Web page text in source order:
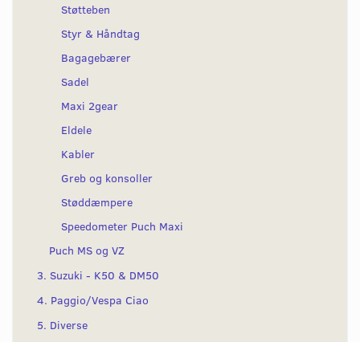
Støtteben
Styr & Håndtag
Bagagebærer
Sadel
Maxi 2gear
Eldele
Kabler
Greb og konsoller
Støddæmpere
Speedometer Puch Maxi
Puch MS og VZ
3. Suzuki - K50 & DM50
4. Paggio/Vespa Ciao
5. Diverse